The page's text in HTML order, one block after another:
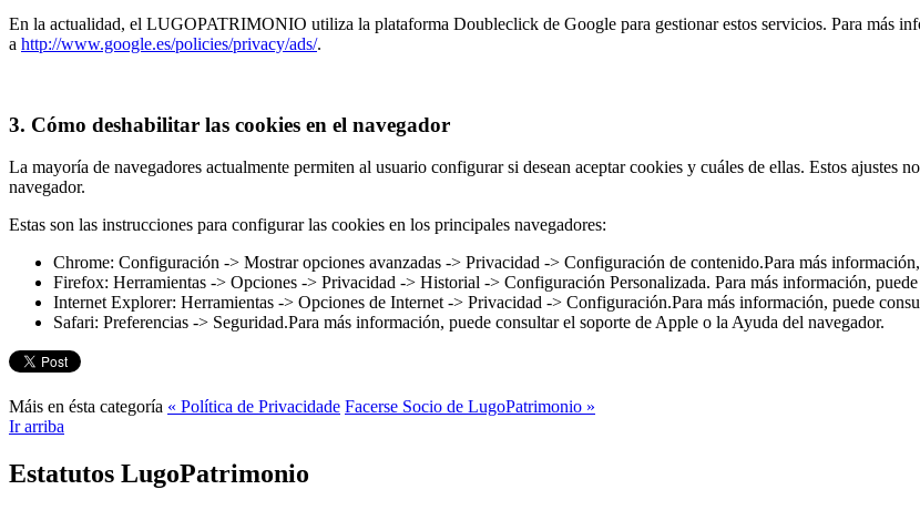
En la actualidad, el LUGOPATRIMONIO utiliza la plataforma Doubleclick de Google para gestionar estos servicios. Para más
a http://www.google.es/policies/privacy/ads/.
3. Cómo deshabilitar las cookies en el navegador
La mayoría de navegadores actualmente permiten al usuario configurar si desean aceptar cookies y cuáles de ellas. Estos ajustes
navegador.
Estas son las instrucciones para configurar las cookies en los principales navegadores:
Chrome: Configuración -> Mostrar opciones avanzadas -> Privacidad -> Configuración de contenido.Para más
Firefox: Herramientas -> Opciones -> Privacidad -> Historial -> Configuración Personalizada. Para más información,
Internet Explorer: Herramientas -> Opciones de Internet -> Privacidad -> Configuración.Para más información, puede
Safari: Preferencias -> Seguridad.Para más información, puede consultar el soporte de Apple o la Ayuda del navegador.
Máis en ésta categoría « Política de Privacidade Facerse Socio de LugoPatrimonio »
Ir arriba
Estatutos LugoPatrimonio